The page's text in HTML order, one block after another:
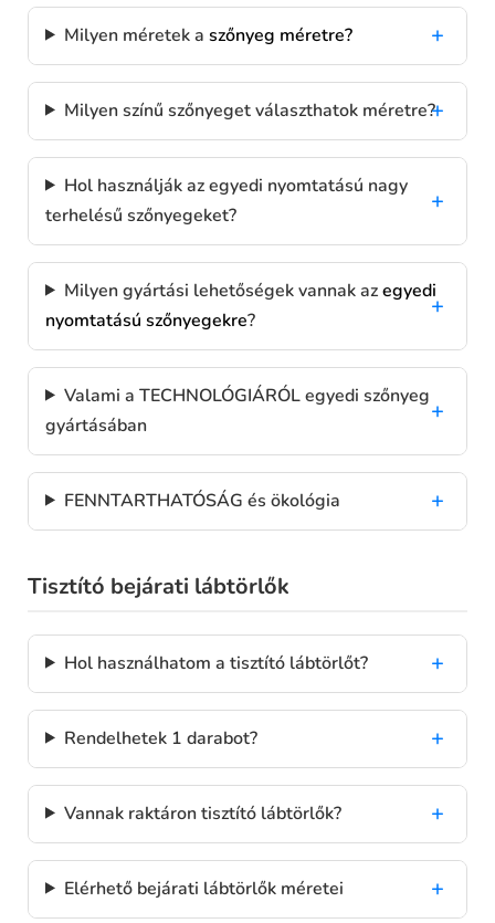
Milyen méretek a szőnyeg méretre?
Milyen színű szőnyeget választhatok méretre?
Hol használják az egyedi nyomtatású nagy
terhelésű szőnyegeket?
Milyen gyártási lehetőségek vannak azegyedi
nyomtatású szőnyegekre?
Valami a TECHNOLÓGIÁRÓL egyedi szőnyeg
gyártásában
FENNTARTHATÓSÁG és ökológia
Tisztító bejárati lábtörlők
Hol használhatom a tisztító lábtörlőt?
Rendelhetek 1 darabot?
Vannak raktáron tisztító lábtörlők?
Elérhető bejárati lábtörlők méretei